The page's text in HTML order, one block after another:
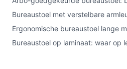
Bureaustoel met verstelbare
Ergonomische bureaustoel lange
Bureaustoel op laminaat: waar op